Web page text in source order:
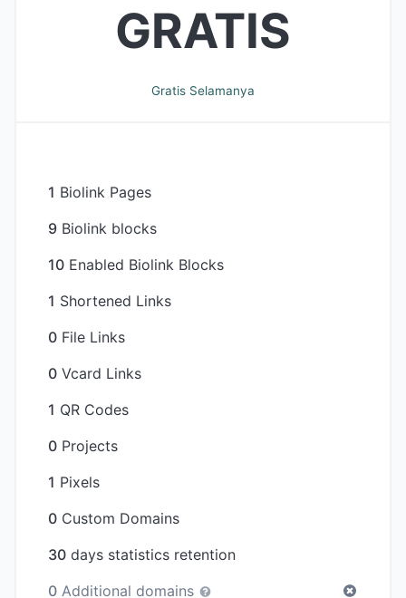
GRATIS
Gratis Selamanya
1 Biolink Pages
9 Biolink blocks
10 Enabled Biolink Blocks
1 Shortened Links
0 File Links
0 Vcard Links
1 QR Codes
0 Projects
1 Pixels
0 Custom Domains
30 days statistics retention
0 Additional domains